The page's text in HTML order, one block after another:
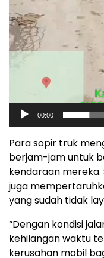
00:00
Para sopir truk
berjam-jam untuk
kendaraan
juga
yang sudah tidak
“Dengan kondisi
kehilangan waktu
kerusahan mobil